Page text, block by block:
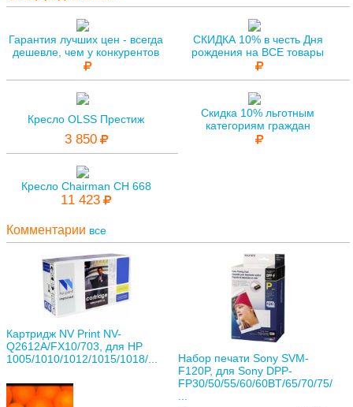
Гарантия лучших цен - всегда
дешевле, чем у конкурентов
СКИДКА 10% в честь Дня
рождения на ВСЕ товары
Кресло OLSS Престиж
3 850
Скидка 10% льготным
категориям граждан
Кресло Chairman CH 668
11 423
Комментарии все
Картридж NV Print NV-
Q2612A/FX10/703, для HP
1005/1010/1012/1015/1018/...
Набор печати Sony SVM-
F120P, для Sony DPP-
FP30/50/55/60/60BT/65/70/75/
...